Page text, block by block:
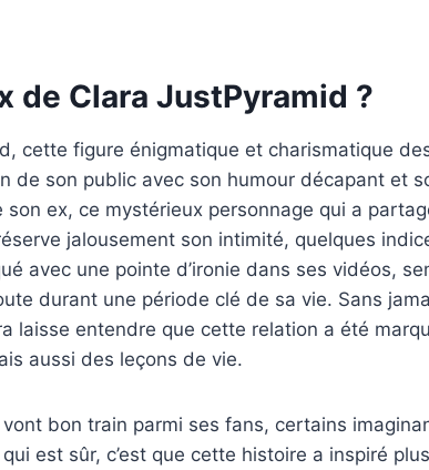
de Clara JustPyramid ?
cette figure énigmatique et charismatique
de son public avec son humour décapant et
son ex, ce mystérieux personnage qui a
jalousement son intimité, quelques
avec une pointe d’ironie dans ses vidéos,
durant une période clé de sa vie. Sans
laisse entendre que cette relation a été
aussi des leçons de vie.
bon train parmi ses fans, certains
est sûr, c’est que cette histoire a inspiré